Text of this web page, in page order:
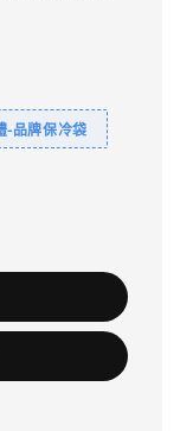
-品牌保冷袋